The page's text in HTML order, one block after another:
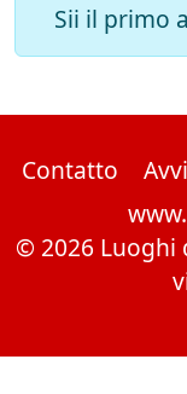
Sii il primo
Contatto
© 2026 Luoghi